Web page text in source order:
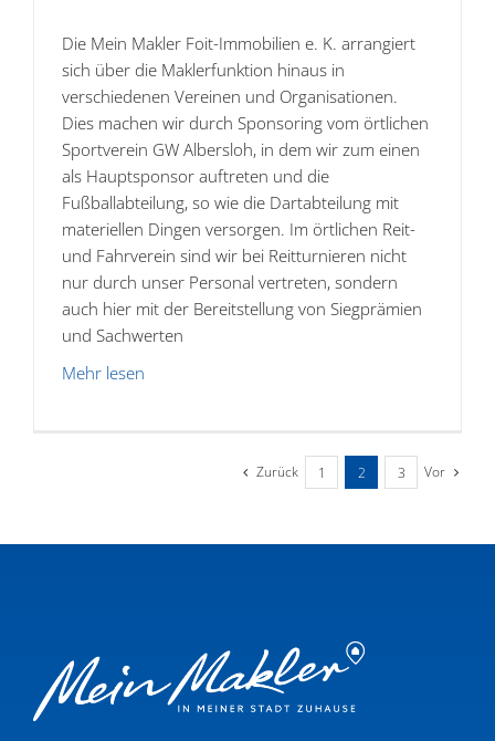
Die Mein Makler Foit-Immobilien e. K. arrangiert
sich über die Maklerfunktion hinaus in
verschiedenen Vereinen und Organisationen.
Dies machen wir durch Sponsoring vom örtlichen
Sportverein GW Albersloh, in dem wir zum einen
als Hauptsponsor auftreten und die
Fußballabteilung, so wie die Dartabteilung mit
materiellen Dingen versorgen. Im örtlichen Reit-
und Fahrverein sind wir bei Reitturnieren nicht
nur durch unser Personal vertreten, sondern
auch hier mit der Bereitstellung von Siegprämien
und Sachwerten
Mehr lesen
Zurück 1 2 3 Vor